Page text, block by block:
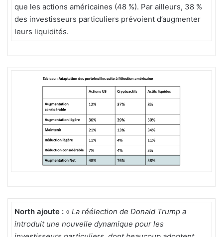
que les actions américaines (48 %). Par ailleurs, 38 %
des investisseurs particuliers prévoient d’augmenter
leurs liquidités.
North ajoute : « La réélection de Donald Trump a
introduit une nouvelle dynamique pour les